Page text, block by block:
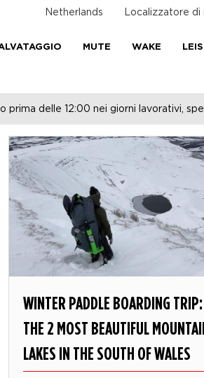
Localizzatore
Netherlands
MUTE WAKE
prima delle 12:00 nei giorni lavorativi,
WINTER PADDLE BOARDING TRIP:
THE 2 MOST BEAUTIFUL
LAKES IN THE SOUTH OF WALES